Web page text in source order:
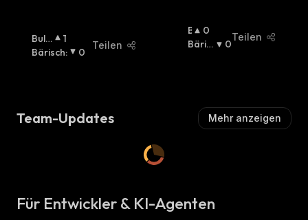
Bulli
Sch:
1
Bärisch: 0
Teilen
B
U
0
Bäris
0
Teilen
Team-Updates Mehr anzeigen
Für Entwickler & KI-Agenten